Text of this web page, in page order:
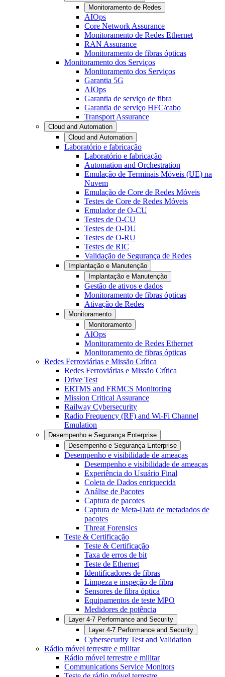
Monitoramento de Redes
AIOps
Core Network Assurance
Monitoramento de Redes Ethernet
RAN Assurance
Monitoramento de fibras ópticas
Monitoramento dos Serviços
Monitoramento dos Serviços
Garantia 5G
AIOps
Garantia de serviço de fibra
Garantia de serviço HFC/cabo
Transport Assurance
Cloud and Automation
Cloud and Automation
Laboratório e fabricação
Laboratório e fabricação
Automation and Orchestration
Emulação de Terminais Móveis (UE) na
Nuvem
Emulação de Core de Redes Móveis
Testes de Core de Redes Móveis
Emulador de O-CU
Testes de O-CU
Testes de O-DU
Testes de O-RU
Testes de RIC
Validação de Segurança de Redes
Implantação e Manutenção
Implantação e Manutenção
Gestão de ativos e dados
Monitoramento de fibras ópticas
Ativação de Redes
Monitoramento
Monitoramento
AIOps
Monitoramento de Redes Ethernet
Monitoramento de fibras ópticas
Redes Ferroviárias e Missão Crítica
Redes Ferroviárias e Missão Crítica
Drive Test
ERTMS and FRMCS Monitoring
Mission Critical Assurance
Railway Cybersecurity
Radio Frequency (RF) and Wi-Fi Channel
Emulation
Desempenho e Segurança Enterprise
Desempenho e Segurança Enterprise
Desempenho e visibilidade de ameaças
Desempenho e visibilidade de ameaças
Experiência do Usuário Final
Coleta de Dados enriquecida
Análise de Pacotes
Captura de pacotes
Captura de Meta-Data de metadados de
pacotes
Threat Forensics
Teste & Certificação
Teste & Certificação
Taxa de erros de bit
Teste de Ethernet
Identificadores de fibras
Limpeza e inspeção de fibra
Sensores de fibra óptica
Equipamentos de teste MPO
Medidores de potência
Layer 4-7 Performance and Security
Layer 4-7 Performance and Security
Cybersecurity Test and Validation
Rádio móvel terrestre e militar
Rádio móvel terrestre e militar
Communications Service Monitors